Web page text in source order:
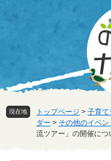
。
て
本
現在地 トップページ > 子育て
ダー > その他のイベン
流ツアー」の開催につ